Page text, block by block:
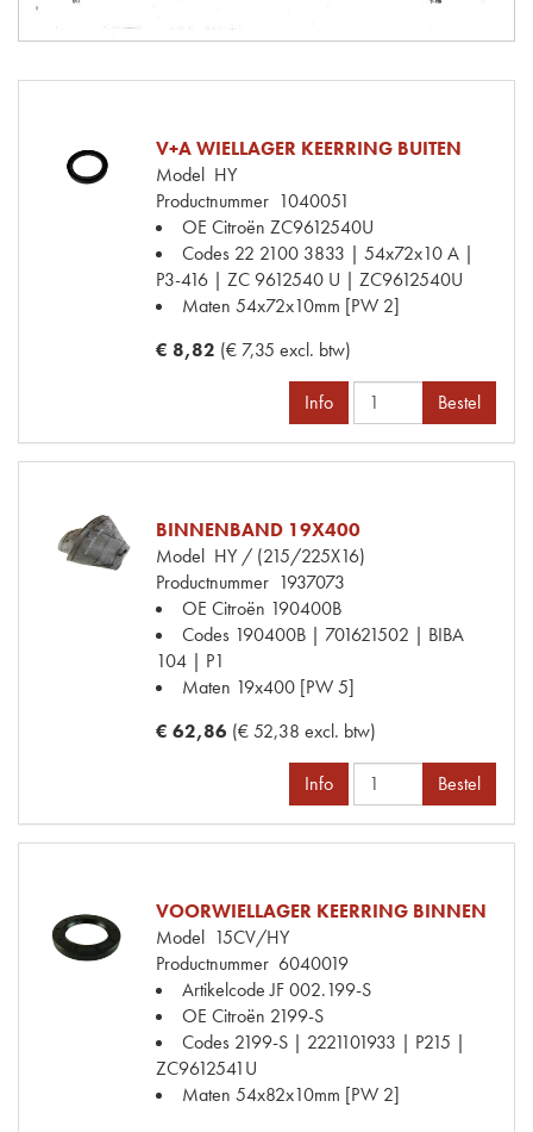
V+A WIELLAGER KEERRING BUITEN
Model HY
Productnummer 1040051
OE Citroën ZC9612540U
Codes 22 2100 3833 | 54x72x10 A |
P3-416 | ZC 9612540 U | ZC9612540U
Maten 54x72x10mm [PW 2]
€ 8,82 (€ 7,35 excl. btw)
Info Bestel
BINNENBAND 19X400
Model HY / (215/225X16)
Productnummer 1937073
OE Citroën 190400B
Codes 190400B | 701621502 | BIBA
104 | P1
Maten 19x400 [PW 5]
€ 62,86 (€ 52,38 excl. btw)
Info Bestel
VOORWIELLAGER KEERRING BINNEN
Model 15CV/HY
Productnummer 6040019
Artikelcode JF002.199-S
OE Citroën 2199-S
Codes 2199-S | 2221101933 | P215 |
ZC9612541U
Maten 54x82x10mm [PW 2]